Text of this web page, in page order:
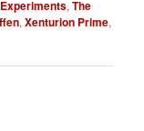
,The
,Xenturion Prime,